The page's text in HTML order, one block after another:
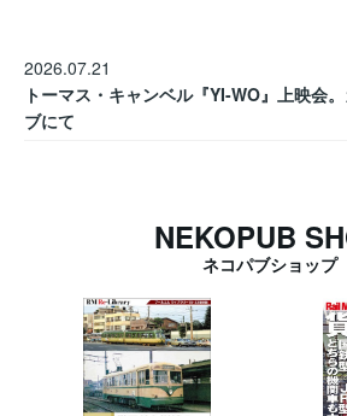
2026.07.21
トーマス・キャンベル『YI-WO』上映会
ブにて
NEKOPUB
ネコパブショップ